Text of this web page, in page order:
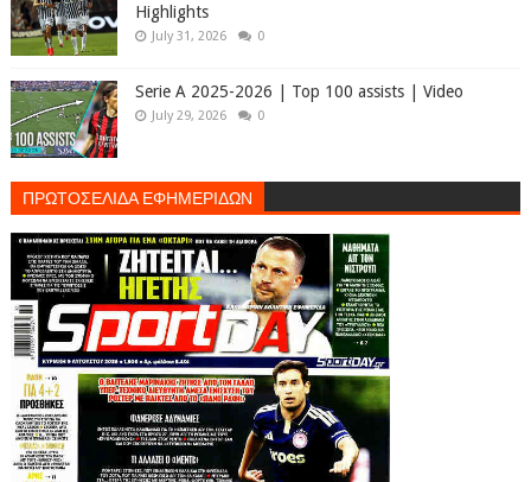
Highlights
July 31, 2026 0
Serie A 2025-2026 | Top 100 assists | Video
July 29, 2026 0
ΠΡΩΤΟΣΕΛΙΔΑ ΕΦΗΜΕΡΙΔΩΝ